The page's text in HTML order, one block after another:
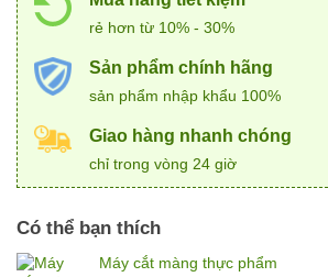
rẻ hơn từ 10% - 30%
Sản phẩm chính hãng
sản phẩm nhập khẩu 100%
Giao hàng nhanh chóng
chỉ trong vòng 24 giờ
Có thể bạn thích
Máy cắt màng thực phẩm